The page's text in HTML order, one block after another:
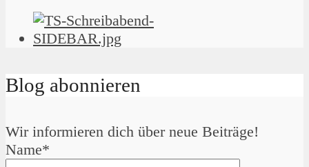
Blog abonnieren
Wir informieren dich über neue Beiträge!
Name*